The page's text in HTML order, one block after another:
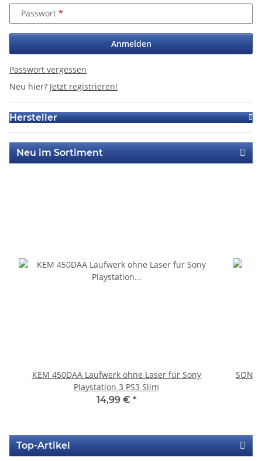
Passwort
Anmelden
Passwort vergessen
Neu hier? Jetzt registrieren!
Hersteller
Neu im Sortiment
KEM 450DAA Laufwerk ohne Laser für Sony
Playstation 3 PS3 Slim
14,99 € *
Top-Artikel